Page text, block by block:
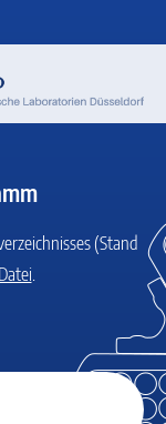
(Stand
.